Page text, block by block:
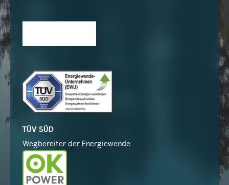
TÜV SÜD
Wegbereiter der Energiewende